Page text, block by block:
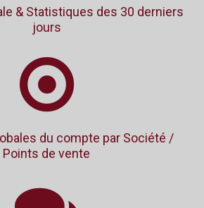
& Statistiques des 30 derniers
jours
du compte par Société /
Points de vente